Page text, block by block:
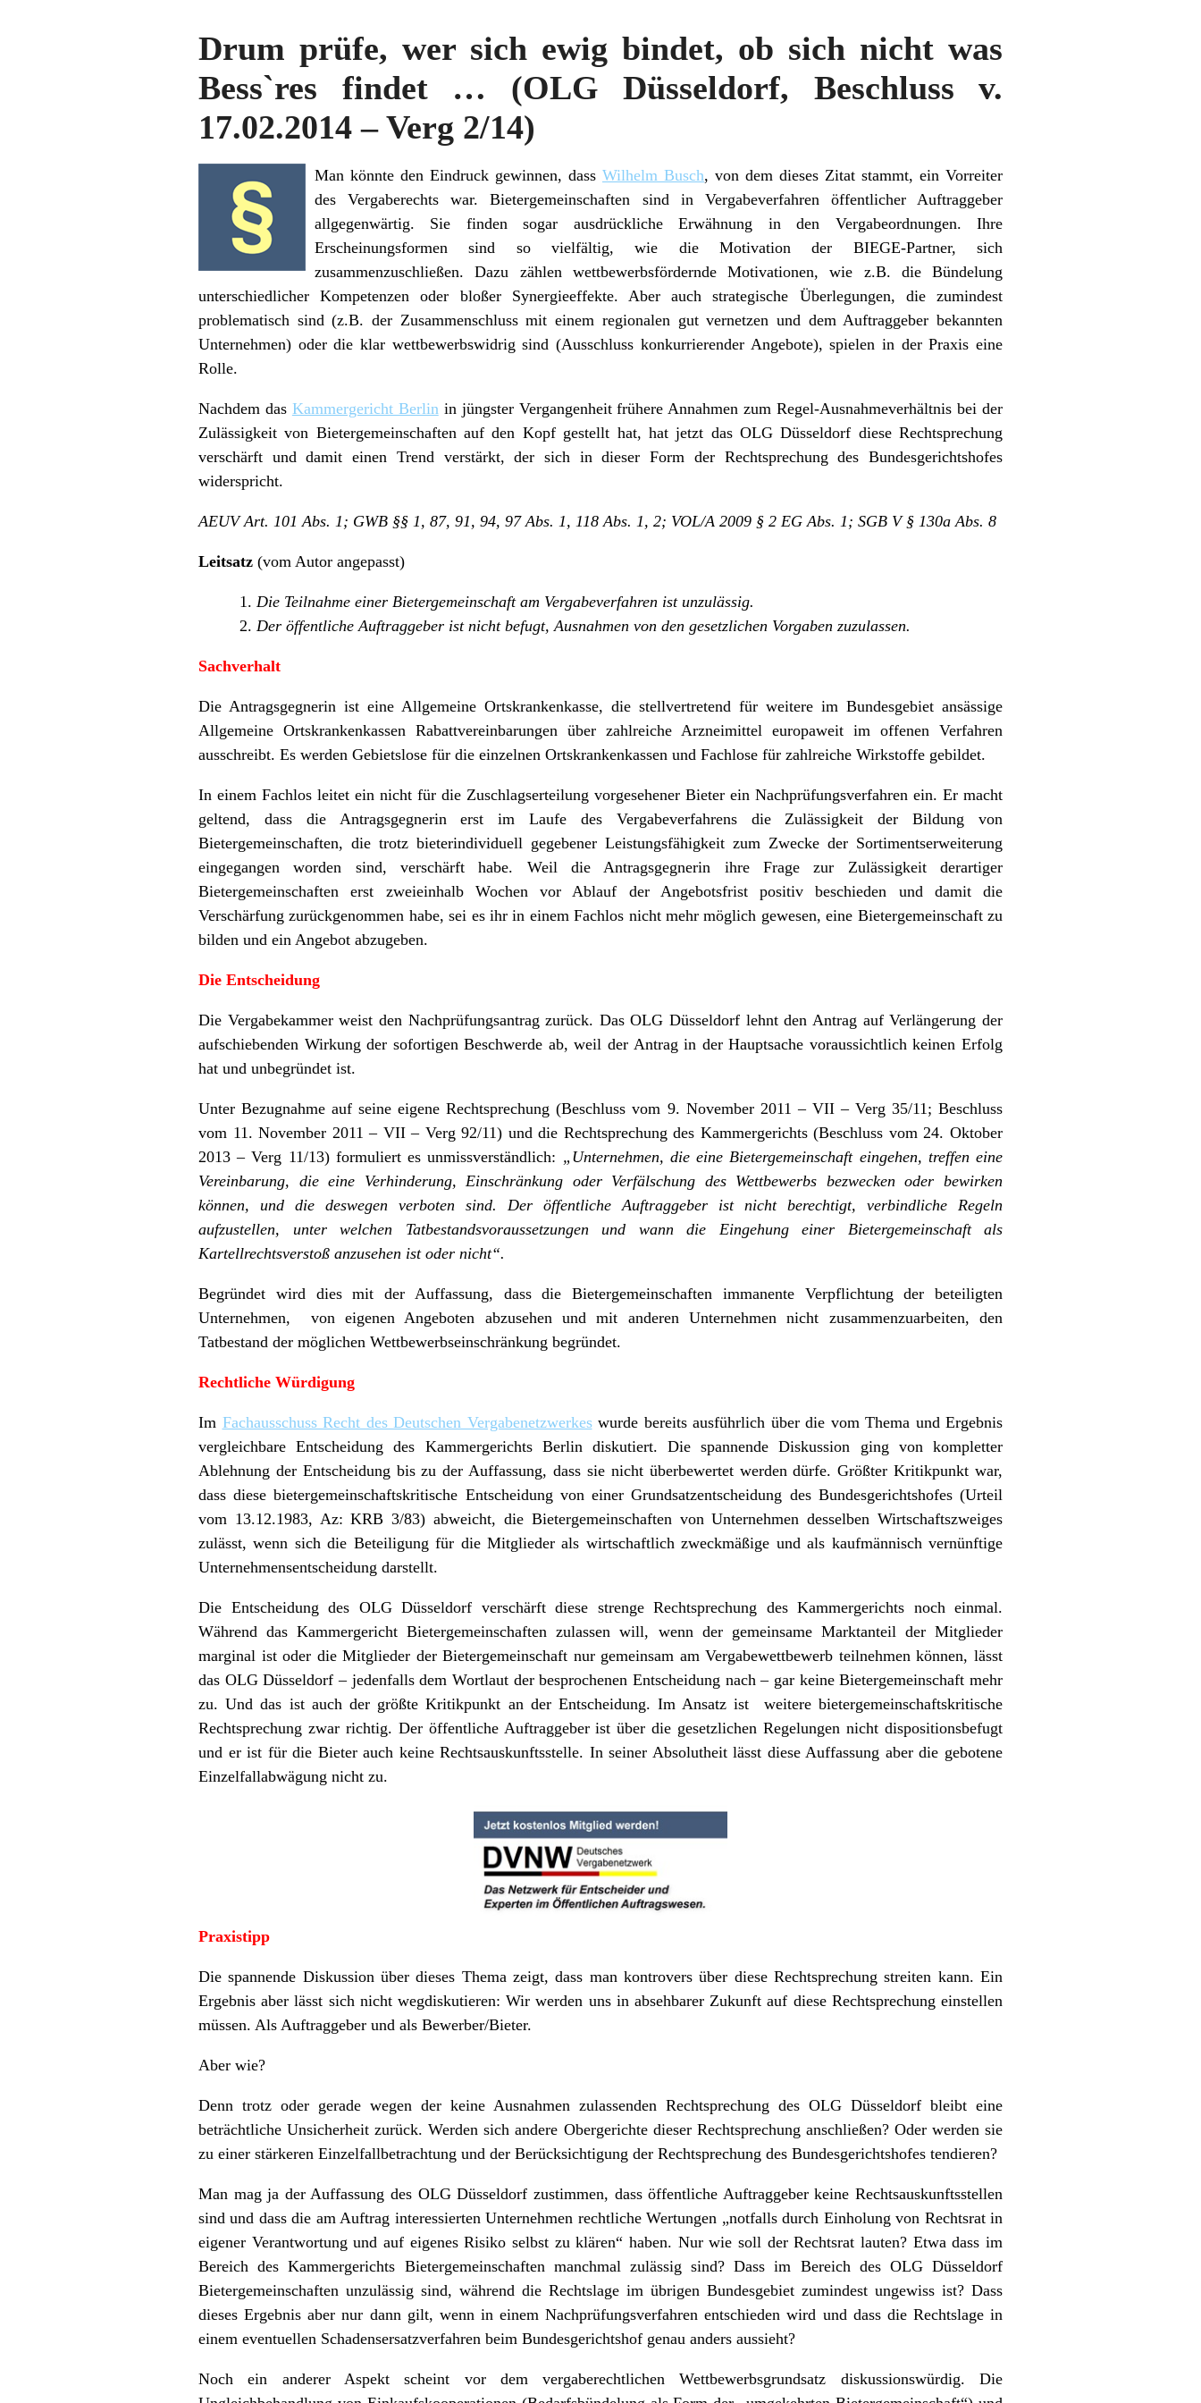
Drum prüfe, wer sich ewig bindet, ob sich nicht was
Bess`res findet … (OLG Düsseldorf, Beschluss v.
17.02.2014 – Verg 2/14)
Man könnte den Eindruck gewinnen, dass Wilhelm Busch, von dem dieses Zitat stammt, ein Vorreiter
des Vergaberechts war. Bietergemeinschaften sind in Vergabeverfahren öffentlicher Auftraggeber
allgegenwärtig. Sie finden sogar ausdrückliche Erwähnung in den Vergabeordnungen. Ihre
Erscheinungsformen sind so vielfältig, wie die Motivation der BIEGE-Partner, sich
zusammenzuschließen. Dazu zählen wettbewerbsfördernde Motivationen, wie z.B. die Bündelung
unterschiedlicher Kompetenzen oder bloßer Synergieeffekte. Aber auch strategische Überlegungen, die zumindest
problematisch sind (z.B. der Zusammenschluss mit einem regionalen gut vernetzen und dem Auftraggeber bekannten
Unternehmen) oder die klar wettbewerbswidrig sind (Ausschluss konkurrierender Angebote), spielen in der Praxis eine
Rolle.
Nachdem das Kammergericht Berlin in jüngster Vergangenheit frühere Annahmen zum Regel-Ausnahmeverhältnis bei der
Zulässigkeit von Bietergemeinschaften auf den Kopf gestellt hat, hat jetzt das OLG Düsseldorf diese Rechtsprechung
verschärft und damit einen Trend verstärkt, der sich in dieser Form der Rechtsprechung des Bundesgerichtshofes
widerspricht.
AEUV Art. 101 Abs. 1; GWB §§ 1, 87, 91, 94, 97 Abs. 1, 118 Abs. 1, 2; VOL/A 2009 § 2 EG Abs. 1; SGB V § 130a Abs. 8
Leitsatz (vom Autor angepasst)
Die Teilnahme einer Bietergemeinschaft am Vergabeverfahren ist unzulässig.
Der öffentliche Auftraggeber ist nicht befugt, Ausnahmen von den gesetzlichen Vorgaben zuzulassen.
Sachverhalt
Die Antragsgegnerin ist eine Allgemeine Ortskrankenkasse, die stellvertretend für weitere im Bundesgebiet ansässige
Allgemeine Ortskrankenkassen Rabattvereinbarungen über zahlreiche Arzneimittel europaweit im offenen Verfahren
ausschreibt. Es werden Gebietslose für die einzelnen Ortskrankenkassen und Fachlose für zahlreiche Wirkstoffe gebildet.
In einem Fachlos leitet ein nicht für die Zuschlagserteilung vorgesehener Bieter ein Nachprüfungsverfahren ein. Er macht
geltend, dass die Antragsgegnerin erst im Laufe des Vergabeverfahrens die Zulässigkeit der Bildung von
Bietergemeinschaften, die trotz bieterindividuell gegebener Leistungsfähigkeit zum Zwecke der Sortimentserweiterung
eingegangen worden sind, verschärft habe. Weil die Antragsgegnerin ihre Frage zur Zulässigkeit derartiger
Bietergemeinschaften erst zweieinhalb Wochen vor Ablauf der Angebotsfrist positiv beschieden und damit die
Verschärfung zurückgenommen habe, sei es ihr in einem Fachlos nicht mehr möglich gewesen, eine Bietergemeinschaft zu
bilden und ein Angebot abzugeben.
Die Entscheidung
Die Vergabekammer weist den Nachprüfungsantrag zurück. Das OLG Düsseldorf lehnt den Antrag auf Verlängerung der
aufschiebenden Wirkung der sofortigen Beschwerde ab, weil der Antrag in der Hauptsache voraussichtlich keinen Erfolg
hat und unbegründet ist.
Unter Bezugnahme auf seine eigene Rechtsprechung (Beschluss vom 9. November 2011 – VII – Verg 35/11; Beschluss
vom 11. November 2011 – VII – Verg 92/11) und die Rechtsprechung des Kammergerichts (Beschluss vom 24. Oktober
2013 – Verg 11/13) formuliert es unmissverständlich: „Unternehmen, die eine Bietergemeinschaft eingehen, treffen eine
Vereinbarung, die eine Verhinderung, Einschränkung oder Verfälschung des Wettbewerbs bezwecken oder bewirken
können, und die deswegen verboten sind. Der öffentliche Auftraggeber ist nicht berechtigt, verbindliche Regeln
aufzustellen, unter welchen Tatbestandsvoraussetzungen und wann die Eingehung einer Bietergemeinschaft als
Kartellrechtsverstoß anzusehen ist oder nicht“.
Begründet wird dies mit der Auffassung, dass die Bietergemeinschaften immanente Verpflichtung der beteiligten
Unternehmen, von eigenen Angeboten abzusehen und mit anderen Unternehmen nicht zusammenzuarbeiten, den
Tatbestand der möglichen Wettbewerbseinschränkung begründet.
Rechtliche Würdigung
Im Fachausschuss Recht des Deutschen Vergabenetzwerkeswurde bereits ausführlich über die vom Thema und Ergebnis
vergleichbare Entscheidung des Kammergerichts Berlin diskutiert. Die spannende Diskussion ging von kompletter
Ablehnung der Entscheidung bis zu der Auffassung, dass sie nicht überbewertet werden dürfe. Größter Kritikpunkt war,
dass diese bietergemeinschaftskritische Entscheidung von einer Grundsatzentscheidung des Bundesgerichtshofes (Urteil
vom 13.12.1983, Az: KRB 3/83) abweicht, die Bietergemeinschaften von Unternehmen desselben Wirtschaftszweiges
zulässt, wenn sich die Beteiligung für die Mitglieder als wirtschaftlich zweckmäßige und als kaufmännisch vernünftige
Unternehmensentscheidung darstellt.
Die Entscheidung des OLG Düsseldorf verschärft diese strenge Rechtsprechung des Kammergerichts noch einmal.
Während das Kammergericht Bietergemeinschaften zulassen will, wenn der gemeinsame Marktanteil der Mitglieder
marginal ist oder die Mitglieder der Bietergemeinschaft nur gemeinsam am Vergabewettbewerb teilnehmen können, lässt
das OLG Düsseldorf – jedenfalls dem Wortlaut der besprochenen Entscheidung nach – gar keine Bietergemeinschaft mehr
zu. Und das ist auch der größte Kritikpunkt an der Entscheidung. Im Ansatz ist weitere bietergemeinschaftskritische
Rechtsprechung zwar richtig. Der öffentliche Auftraggeber ist über die gesetzlichen Regelungen nicht dispositionsbefugt
und er ist für die Bieter auch keine Rechtsauskunftsstelle. In seiner Absolutheit lässt diese Auffassung aber die gebotene
Einzelfallabwägung nicht zu.
Praxistipp
Die spannende Diskussion über dieses Thema zeigt, dass man kontrovers über diese Rechtsprechung streiten kann. Ein
Ergebnis aber lässt sich nicht wegdiskutieren: Wir werden uns in absehbarer Zukunft auf diese Rechtsprechung einstellen
müssen. Als Auftraggeber und als Bewerber/Bieter.
Aber wie?
Denn trotz oder gerade wegen der keine Ausnahmen zulassenden Rechtsprechung des OLG Düsseldorf bleibt eine
beträchtliche Unsicherheit zurück. Werden sich andere Obergerichte dieser Rechtsprechung anschließen? Oder werden sie
zu einer stärkeren Einzelfallbetrachtung und der Berücksichtigung der Rechtsprechung des Bundesgerichtshofes tendieren?
Man mag ja der Auffassung des OLG Düsseldorf zustimmen, dass öffentliche Auftraggeber keine Rechtsauskunftsstellen
sind und dass die am Auftrag interessierten Unternehmen rechtliche Wertungen „notfalls durch Einholung von Rechtsrat in
eigener Verantwortung und auf eigenes Risiko selbst zu klären“ haben. Nur wie soll der Rechtsrat lauten? Etwa dass im
Bereich des Kammergerichts Bietergemeinschaften manchmal zulässig sind? Dass im Bereich des OLG Düsseldorf
Bietergemeinschaften unzulässig sind, während die Rechtslage im übrigen Bundesgebiet zumindest ungewiss ist? Dass
dieses Ergebnis aber nur dann gilt, wenn in einem Nachprüfungsverfahren entschieden wird und dass die Rechtslage in
einem eventuellen Schadensersatzverfahren beim Bundesgerichtshof genau anders aussieht?
Noch ein anderer Aspekt scheint vor dem vergaberechtlichen Wettbewerbsgrundsatz diskussionswürdig. Die